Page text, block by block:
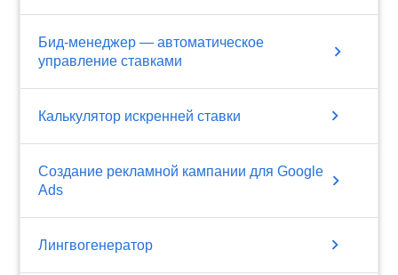
Бид-менеджер — автоматическое
управление ставками
chevron_right
Калькулятор искренней ставки chevron_right
Создание рекламной кампании для Google
Ads
chevron_right
Лингвогенератор chevron_right